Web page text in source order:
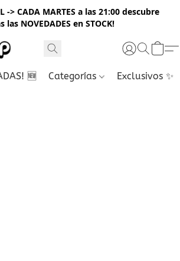
-> CADA MARTES a las 21:00 descubre
las NOVEDADES en STOCK!
🆕 Categorías Exclusivos ✨